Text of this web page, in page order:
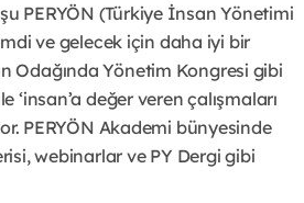
PERYÖN (Türkiye İnsan Yönetimi
ve gelecek için daha iyi bir
Odağında Yönetim Kongresi gibi
değer veren çalışmaları
PERYÖN Akademi bünyesinde
webinarlar ve PY Dergi gibi